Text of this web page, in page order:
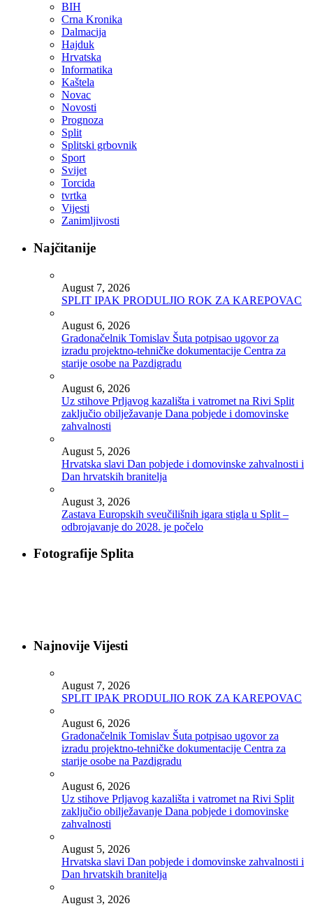
BIH
Crna Kronika
Dalmacija
Hajduk
Hrvatska
Informatika
Kaštela
Novac
Novosti
Prognoza
Split
Splitski grbovnik
Sport
Svijet
Torcida
tvrtka
Vijesti
Zanimljivosti
Najčitanije
August 7, 2026
SPLIT IPAK PRODULJIO ROK ZA KAREPOVAC
August 6, 2026
Gradonačelnik Tomislav Šuta potpisao ugovor za
izradu projektno-tehničke dokumentacije Centra za
starije osobe na Pazdigradu
August 6, 2026
Uz stihove Prljavog kazališta i vatromet na Rivi Split
zaključio obilježavanje Dana pobjede i domovinske
zahvalnosti
August 5, 2026
Hrvatska slavi Dan pobjede i domovinske zahvalnosti i
Dan hrvatskih branitelja
August 3, 2026
Zastava Europskih sveučilišnih igara stigla u Split –
odbrojavanje do 2028. je počelo
Fotografije Splita
Najnovije Vijesti
August 7, 2026
SPLIT IPAK PRODULJIO ROK ZA KAREPOVAC
August 6, 2026
Gradonačelnik Tomislav Šuta potpisao ugovor za
izradu projektno-tehničke dokumentacije Centra za
starije osobe na Pazdigradu
August 6, 2026
Uz stihove Prljavog kazališta i vatromet na Rivi Split
zaključio obilježavanje Dana pobjede i domovinske
zahvalnosti
August 5, 2026
Hrvatska slavi Dan pobjede i domovinske zahvalnosti i
Dan hrvatskih branitelja
August 3, 2026